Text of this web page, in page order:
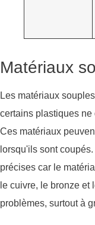
Matériaux
Les matériaux
certains plastiques
Ces matériaux
lorsqu'ils sont
précises car le
le cuivre, le bronze et
problèmes, surtout à